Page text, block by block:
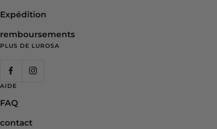
Expédition
remboursements
PLUS DE LUROSA
AIDE
FAQ
contact